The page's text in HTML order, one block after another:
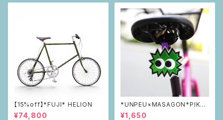
【15%off】*FUJI* HELION
¥74,800
*UNPEU×MASAGON*PIKAP
IKAリフレクター green
¥1,650